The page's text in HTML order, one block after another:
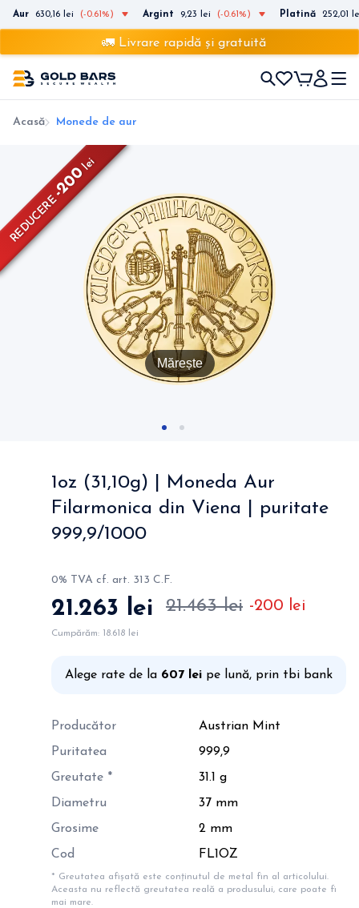
Aur 630,16 lei (-0.61%) Argint 9,23 lei (-0.61%) Platină 252,01
🚛 Livrare rapidă și gratuită
Acasă Monede de aur
REDUCERE
-200
lei
Mărește
1oz (31,10g) | Moneda Aur
Filarmonica din Viena | puritate
999,9/1000
0% TVA cf. art. 313 C.F.
21.263 lei 21.463 lei -200 lei
Cumpărăm: 18.618 lei
Alege rate de la 607 lei pe lună, prin tbi bank
Producător
Austrian Mint
Puritatea
999,9
Greutate *
31.1 g
Diametru
37 mm
Grosime
2 mm
Cod
FL1OZ
* Greutatea afișată este conținutul de metal fin al articolului.
Aceasta nu reflectă greutatea reală a produsului, care poate fi
mai mare.